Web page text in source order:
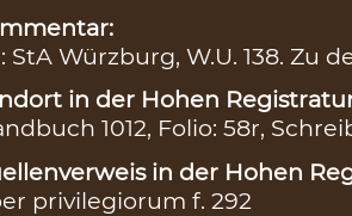
StA Würzburg, W.U. 138. Zu
in der Hohen
1012, Folio: 58r,
in der Hohen
privilegiorum f. 292